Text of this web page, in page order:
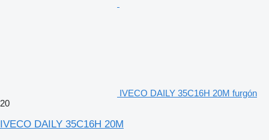
IVECO DAILY 35C16H 20M furgón
20
IVECO DAILY 35C16H 20M